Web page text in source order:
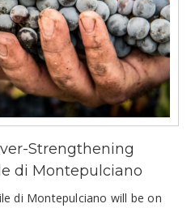
Strengthening
di Montepulciano
di Montepulciano will be on